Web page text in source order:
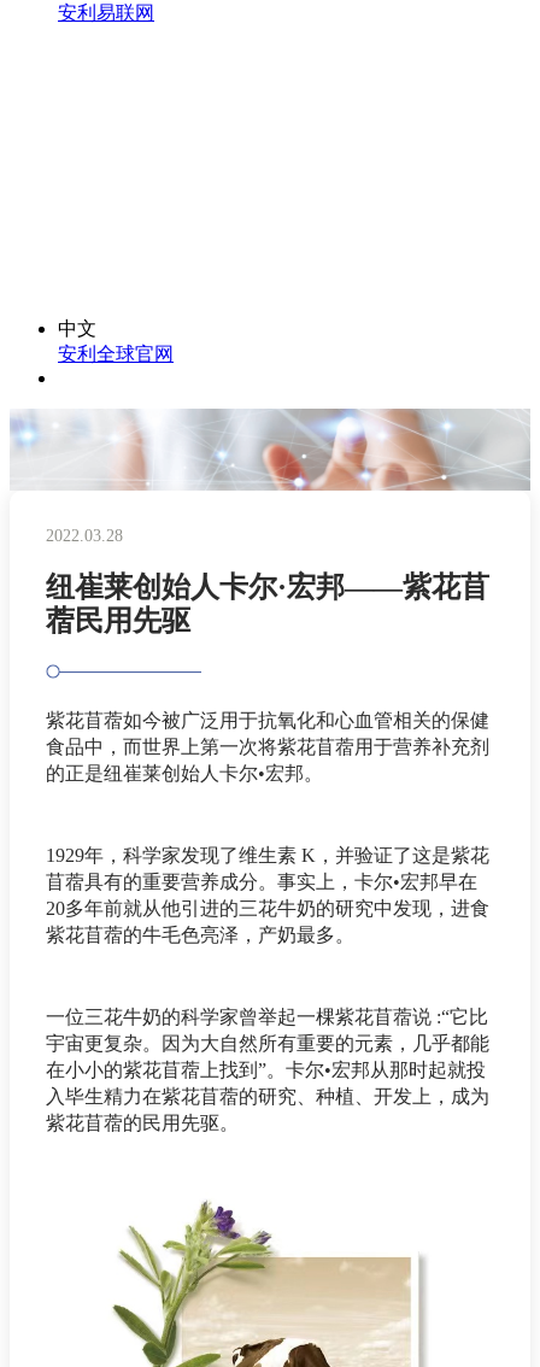
安利易联网
中文
安利全球官网
2022.03.28
纽崔莱创始人卡尔·宏邦——紫花苜
蓿民用先驱
紫花苜蓿如今被广泛用于抗氧化和心血管相关的保健
食品中，而世界上第一次将紫花苜蓿用于营养补充剂
的正是纽崔莱创始人卡尔•宏邦。
1929年，科学家发现了维生素 K，并验证了这是紫花
苜蓿具有的重要营养成分。事实上，卡尔•宏邦早在
20多年前就从他引进的三花牛奶的研究中发现，进食
紫花苜蓿的牛毛色亮泽，产奶最多。
一位三花牛奶的科学家曾举起一棵紫花苜蓿说 :“它比
宇宙更复杂。因为大自然所有重要的元素，几乎都能
在小小的紫花苜蓿上找到”。卡尔•宏邦从那时起就投
入毕生精力在紫花苜蓿的研究、种植、开发上，成为
紫花苜蓿的民用先驱。